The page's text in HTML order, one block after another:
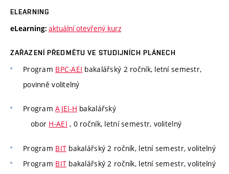
ELEARNING
eLearning: aktuální otevřený kurz
ZAŘAZENÍ PŘEDMĚTU VE STUDIJNÍCH PLÁNECH
Program BPC-AEI bakalářský 2 ročník, letní semestr,
povinně volitelný
ProgramAJEI-H bakalářský
obor H-AEI , 0 ročník, letní semestr, volitelný
Program BIT bakalářský 2 ročník, letní semestr, volitelný
Program BIT bakalářský 2 ročník, letní semestr, volitelný